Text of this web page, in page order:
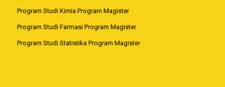
Program Studi Kimia Program Magister
Program Studi Farmasi Program Magister
Program Studi Statistika Program Magister